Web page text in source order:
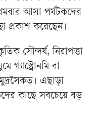
আসা পর্যটকদের
প্রকাশ করেছেন।
সৌন্দর্য, নিরাপত্তা
গ্যাস্ট্রোনমি বা
এছাড়া
কাছে সবচেয়ে বড়